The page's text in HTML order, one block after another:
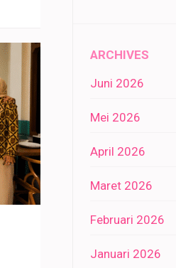
ARCHIVES
Juni 2026
Mei 2026
April 2026
Maret 2026
Februari 2026
Januari 2026